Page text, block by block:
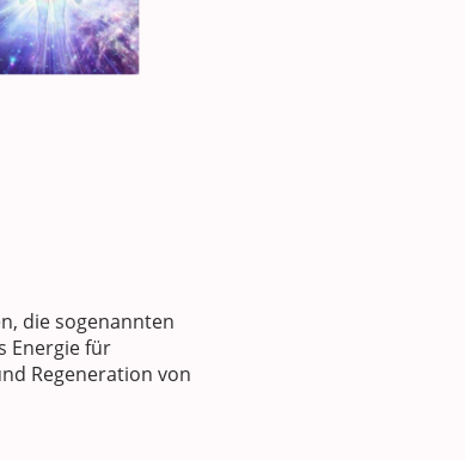
die sogenannten
Energie für
Regeneration von